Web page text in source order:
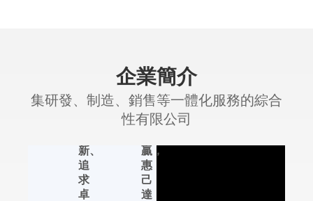
企業簡介
集研發、制造、銷售等一體化服務的綜合
性有限公司
艾普生環境科
認
新、
追
求
卓
理
念：
合
作
贏，
惠
己
達